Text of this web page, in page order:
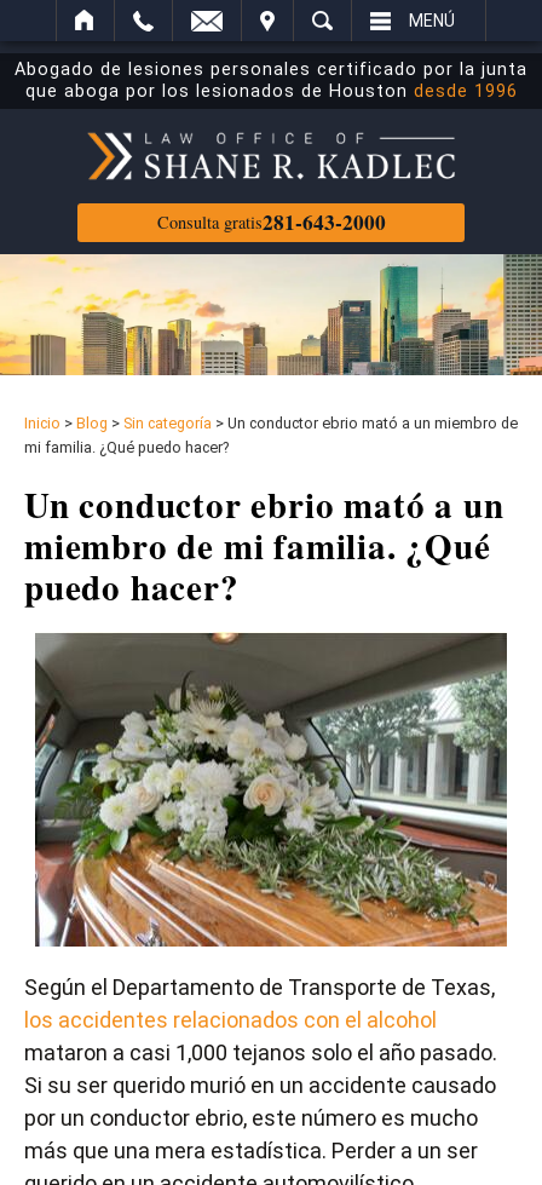
BUSCAR MENÚ
Abogado de lesiones personales certificado por la junta
que aboga por los lesionados de Houston desde 1996
Consulta gratis281-643-2000
Inicio > Blog > Sin categoría > Un conductor ebrio mató a un miembro de
mi familia. ¿Qué puedo hacer?
Un conductor ebrio mató a un
miembro de mi familia. ¿Qué
puedo hacer?
Según el Departamento de Transporte de Texas,
los accidentes relacionados con el alcohol
mataron a casi 1,000 tejanos solo el año pasado.
Si su ser querido murió en un accidente causado
por un conductor ebrio, este número es mucho
más que una mera estadística. Perder a un ser